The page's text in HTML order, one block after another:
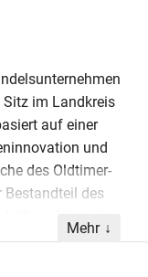
im Landkreis
auf einer
und
des Oldtimer-
Bestandteil des
der aktuellen
Mehr